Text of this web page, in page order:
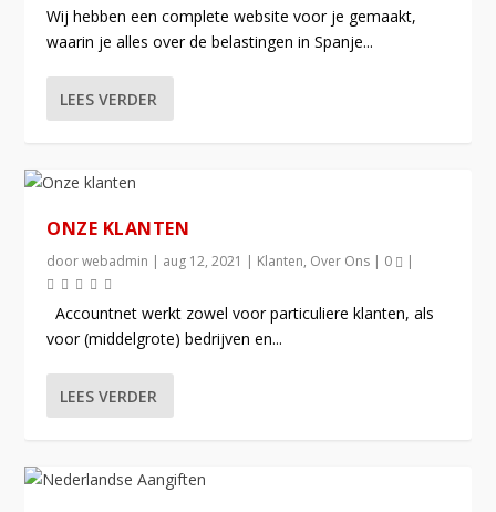
Wij hebben een complete website voor je gemaakt,
waarin je alles over de belastingen in Spanje...
LEES VERDER
ONZE KLANTEN
doorwebadmin | aug 12, 2021 | Klanten, Over Ons | 0 |
Accountnet werkt zowel voor particuliere klanten, als
voor (middelgrote) bedrijven en...
LEES VERDER